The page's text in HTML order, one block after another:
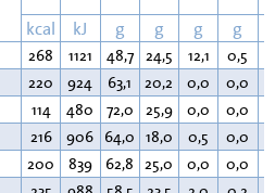
kcal kJ g g g g
268 1121 48,7 24,5 12,1 0,5
220 924 63,1 20,2 0,0 0,0
114 480 72,0 25,9 0,0 0,0
216 906 64,0 18,0 0,5 0,0
200 839 62,8 25,0 0,0 0,0